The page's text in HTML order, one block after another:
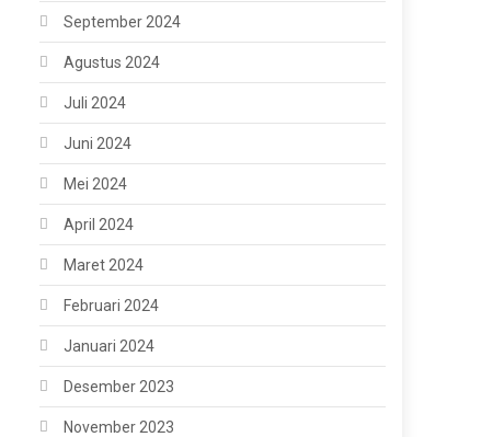
September 2024
Agustus 2024
Juli 2024
Juni 2024
Mei 2024
April 2024
Maret 2024
Februari 2024
Januari 2024
Desember 2023
November 2023